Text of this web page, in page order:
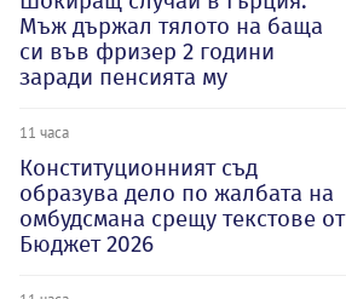
Мъж държал тялото на баща
си във фризер 2 години
заради пенсията му
11 часа
Конституционният съд
образува дело по жалбата на
омбудсмана срещу текстове от
Бюджет 2026